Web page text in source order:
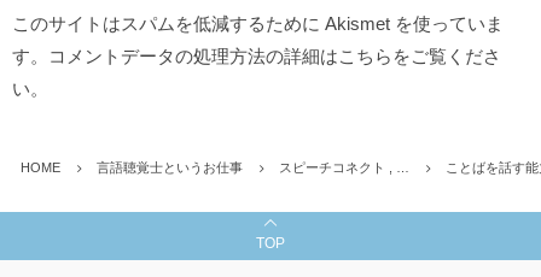
このサイトはスパムを低減するために Akismet を使っていま
す。
コメントデータの処理方法の詳細はこちらをご覧くださ
い。
HOME 言語聴覚士というお仕事 スピーチコネクト , … ことばを話す
TOP